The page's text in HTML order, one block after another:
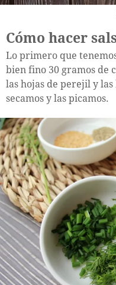
Cómo hacer
Lo primero que
bien fino 30 gramos de
las hojas de perejil y las
secamos y las picamos.